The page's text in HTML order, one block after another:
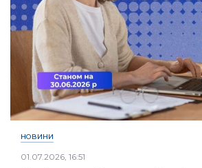
НОВИНИ
01.07.2026, 16:51